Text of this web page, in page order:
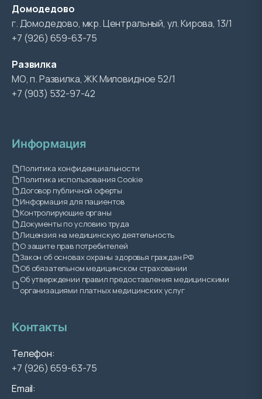
Домодедово
г. Домодедово, мкр. Центральный, ул. Кирова, 13/1
+7 (926) 659-63-75
Развилка
МО, п. Развилка, ЖК Миловидное 52/1
+7 (903) 532-97-42
Информация
Политика конфиденциальности
Политика использования Cookie
Договор публичной оферты
Информация для пациентов
Контролирующие органы
Документы по условию труда
Лицензия на медицинскую деятельность
О защите прав потребителей
Закон об основах охраны здоровья граждан РФ
Об обязательном медицинском страховании
Об утверждении правил предоставления медицинскими
организациями платных медицинских услуг
Контакты
Телефон:
+7 (926) 659-63-75
Email: